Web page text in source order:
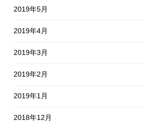
2019年5月
2019年4月
2019年3月
2019年2月
2019年1月
2018年12月